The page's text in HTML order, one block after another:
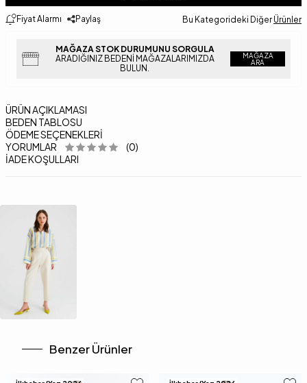
Fiyat Alarmı Paylaş Bu Kategorideki Diğer Ürünler
MAĞAZA STOK DURUMUNU SORGULA
ARADIĞINIZ BEDENI MAĞAZALARIMIZDA
BULUN.
MAĞAZA
ARA
ÜRÜN AÇIKLAMASI
BEDEN TABLOSU
ÖDEME SEÇENEKLERI
YORUMLAR
(0)
İADE KOŞULLARI
Benzer Ürünler